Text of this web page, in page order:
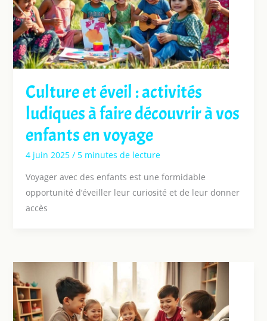
Culture et éveil : activités
ludiques à faire découvrir à vos
enfants en voyage
4 juin 2025 / 5 minutes de lecture
Voyager avec des enfants est une formidable
opportunité d’éveiller leur curiosité et de leur donner
accès